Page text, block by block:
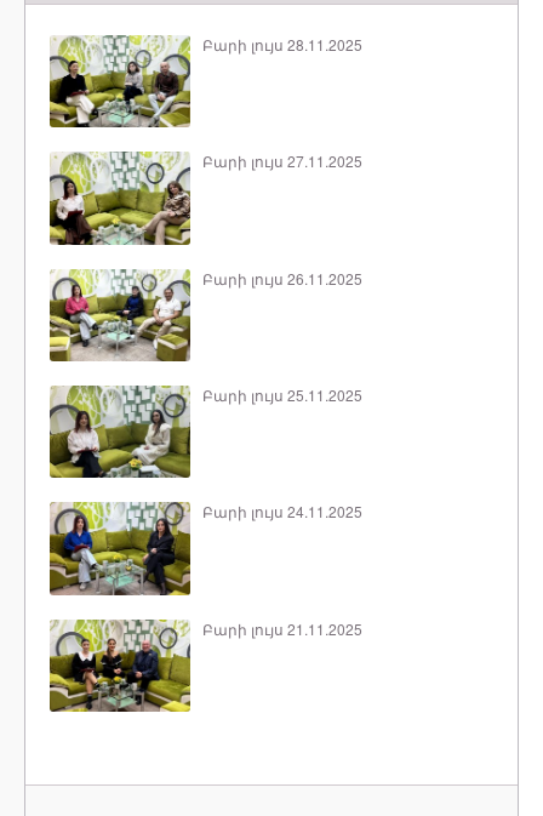
Բարի լույս 28.11.2025
Բարի լույս 27.11.2025
Բարի լույս 26.11.2025
Բարի լույս 25.11.2025
Բարի լույս 24.11.2025
Բարի լույս 21.11.2025